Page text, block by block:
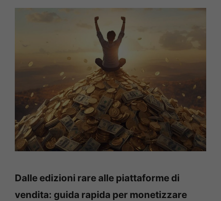
Dalle edizioni rare alle piattaforme di
vendita: guida rapida per monetizzare